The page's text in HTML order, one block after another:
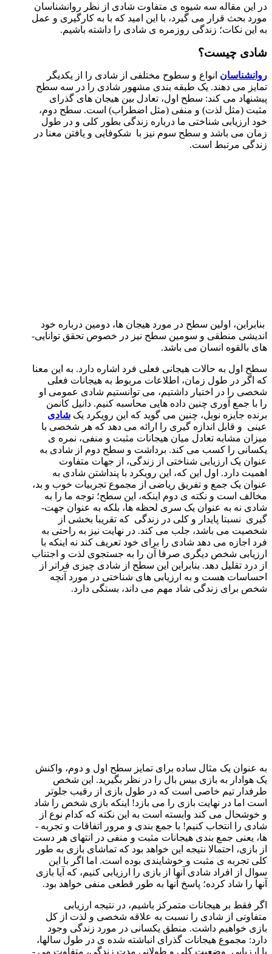
در این مقاله سه شیوه­ ی متفاوت شادی از نظر روانشناسان
مورد بحث قرار می ­گیرد، با این امید که با به کارگیری و عمل
به این نکات؛ زندگی روزمره­ ی شادی را داشته باشیم.
شادی چیست؟
روانشناسان انواع و سطوح مختلفی از شادی را از یکدیگر
تمایز می ­دهند. یک طبقه ­بندی مشهور شادی را در سه سطح
پیشنهاد می­ کند: سطح اول، تعادل بین هیجان­ های گذرای
مثبت (مثل لذت) و منفی (مثل اضطراب) است. سطح دوم،
خود ارزیابی شناختی ما درباره زندگی بطور کلی و در طول
زمان می ­باشد و سطح سوم نیز با شکوفایی و یافتن معنا در
زندگی مرتبط است.
بنابراین، اولین سطح در مورد هیجان­ ها، دومین درباره خود
اندیشی منطقی و سومین سطح نیز در خصوص تحقق توانایی­
های بالقوه انسان می­ باشد.
سطح اول به حالات هیجانی فعلی فرد اشاره دارد. به این معنا
که اگر در طول زمان، اطلاعات مربوط به هیجانات فعلی
شخصی را در اختیار داشتیم، می ­توانستیم شادی عمومی او
را با جمع­ آوری چنین داده­ هایی محاسبه کنیم. دانیل کانمن
برنده جایزه نوبل، چنین می­ گوید که این رویکرد یک شادی
عینی و قابل اندازه گیری را ارائه می دهد که هر شخصی با
میزان مشابه تعادل میان هیجانات مثبت و منفی، نمره­ ی
یکسانی را کسب می ­کند. برداشت و سطح دوم از شادی به
عنوان یک ارزیابی شناختی از زندگی، از جهات متفاوت
اهمیت دارد. اول این که، این رویکرد با پنداشتن شادی به
عنوان یک جمع و تفریق ریاضی از مجموع تجربیات خوب و بد،
مخالف است و نکته ی دوم اینکه، این سطح؛ توجه ما را به
شادی نه به عنوان یک سری لحظه ­ها، بلکه به عنوان جهت­
گیری نسبتا پایدار و کلی در زندگی که تقریبا بخشی از
شخصیت می ­باشد، جلب می ­کند. در نهایت نیز به راحتی به
فرد اجازه می ­دهد شادی را برای خود تعریف کند نه اینکه با
ارزیابی شخص دیگری صرفا آن را به جستجوی لذت و اجتناب
از درد تقلیل دهد. بنابراین این سطح از شادی چیزی فراتر از
احساسات هست و به ارزیابی ­های شناختی در مورد آن­چه
شخص برای زندگی شاد مهم می ­داند، بستگی دارد.
به عنوان یک مثال ساده برای تمایز سطح اول و دوم، واکنش
یک هوادار به بازی بیس بال را در نظر بگیرید. این شخص
طرفدار تیم خاصی است که در طول بازی از رقیب جلوتر
است اما در نهایت بازی را می ­بازد! اینکه بازی شخص را شاد
و خوشحال می­ کند وابسته است به این نکته که کدام نوع از
شادی را انتخاب کنیم! با جمع­ بندی و مرور اتفاقات و تجربه ­
ها، یعنی جمع ­بندی هیجانات مثبت و منفی در انتهای هر دست
از بازی، احتمالا نتیجه این خواهد بود که تماشای بازی به طور
کلی تجربه ­ی مثبت و خوشایندی بوده است. اما اگر با این
سوال از افراد شادی آن­ها از بازی را ارزیابی کنیم، که آیا بازی
آن­ها را شاد کرده؛ پاسخ آن­ها به طور قطعی منفی خواهد بود.
اگر فقط بر هیجانات متمرکز باشیم، در نتیجه ارزیابی
متفاوتی از شادی را نسبت به علاقه شخصی و لذت از کل
بازی خواهیم داشت. منطق یکسانی در مورد زندگی وجود
دارد: مجموع هیجانات گذرای انباشته شده­ ی در طول سال­ها،
با ارزیابی ِ وضعیت کلی و طولانی مدت زندگی، متفاوت می ­